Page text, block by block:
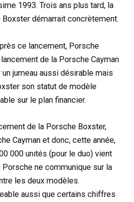
1993. Trois ans plus tard, la
démarrait concrètement.
ce lancement, Porsche
de la Porsche Cayman
jumeau aussi désirable mais
son statut de modèle
sur le plan financier.
de la Porsche Boxster,
Cayman et donc, cette année,
000 unités (pour le duo) vient
Porsche ne communique sur la
les deux modèles.
aussi que certains chiffres